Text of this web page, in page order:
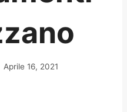
Aprile 16, 2021